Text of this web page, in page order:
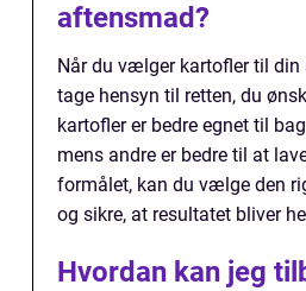
aftensmad?
Når du vælger kartofler til
tage hensyn til retten, du
kartofler er bedre egnet til
mens andre er bedre til at
formålet, kan du vælge den
og sikre, at resultatet bliver
Hvordan kan jeg